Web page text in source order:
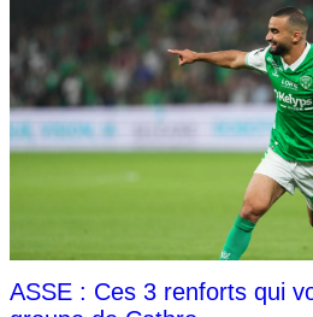
ASSE : Ces 3 renforts qui